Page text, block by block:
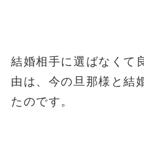
結婚相手に選ばなくて
由は、今の旦那様と結
たのです。